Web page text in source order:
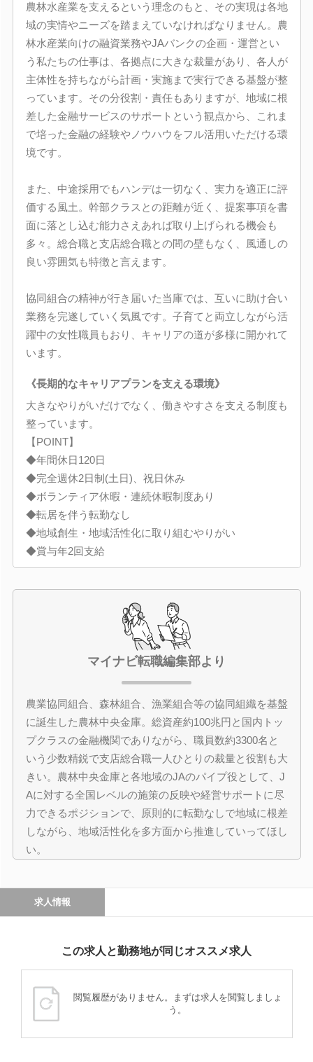
農林水産業を支えるという理念のもと、その実現は各地
域の実情やニーズを踏まえていなければなりません。農
林水産業向けの融資業務やJAバンクの企画・運営とい
う私たちの仕事は、各拠点に大きな裁量があり、各人が
主体性を持ちながら計画・実施まで実行できる基盤が整
っています。その分役割・責任もありますが、地域に根
差した金融サービスのサポートという観点から、これま
で培った金融の経験やノウハウをフル活用いただける環
境です。
また、中途採用でもハンデは一切なく、実力を適正に評
価する風土。幹部クラスとの距離が近く、提案事項を書
面に落とし込む能力さえあれば取り上げられる機会も
多々。総合職と支店総合職との間の壁もなく、風通しの
良い雰囲気も特徴と言えます。
協同組合の精神が行き届いた当庫では、互いに助け合い
業務を完遂していく気風です。子育てと両立しながら活
躍中の女性職員もおり、キャリアの道が多様に開かれて
います。
《長期的なキャリアプランを支える環境》
大きなやりがいだけでなく、働きやすさを支える制度も
整っています。
【POINT】
◆年間休日120日
◆完全週休2日制(土日)、祝日休み
◆ボランティア休暇・連続休暇制度あり
◆転居を伴う転勤なし
◆地域創生・地域活性化に取り組むやりがい
◆賞与年2回支給
マイナビ転職編集部より
農業協同組合、森林組合、漁業組合等の協同組織を基盤
に誕生した農林中央金庫。総資産約100兆円と国内トッ
プクラスの金融機関でありながら、職員数約3300名と
いう少数精鋭で支店総合職一人ひとりの裁量と役割も大
きい。農林中央金庫と各地域のJAのパイプ役として、J
Aに対する全国レベルの施策の反映や経営サポートに尽
力できるポジションで、原則的に転勤なしで地域に根差
しながら、地域活性化を多方面から推進していってほし
い。
求人情報
この求人と勤務地が同じオススメ求人
閲覧履歴がありません。まずは求人を閲覧しましょ
う。